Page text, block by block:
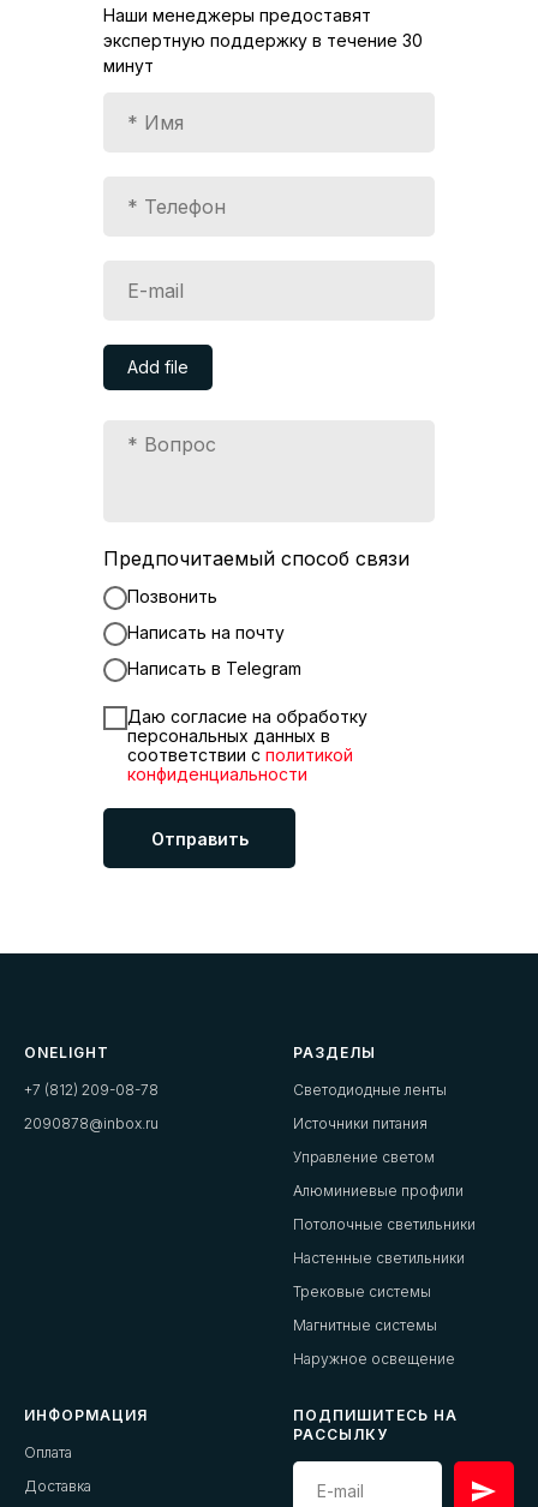
Add file
Предпочитаемый способ связи
Позвонить
Написать на почту
Написать в Telegram
Даю согласие на обработку
персональных данных в
соответствии с политикой
конфиденциальности
Отправить
Наши менеджеры предоставят
экспертную поддержку в течение 30
минут
ONELIGHT
+7 (812) 209-08-78
2090878@inbox.ru
РАЗДЕЛЫ
Светодиодные ленты
Источники питания
Управление светом
Алюминиевые профили
Потолочные светильники
Настенные светильники
Трековые системы
Магнитные системы
Наружное освещение
ИНФОРМАЦИЯ
Оплата
Доставка
ПОДПИШИТЕСЬ НА
РАССЫЛКУ